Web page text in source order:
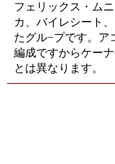
フェリックス・ム
カ、バイレシート
たグル−プです。ア
編成ですからケー
とは異なります。